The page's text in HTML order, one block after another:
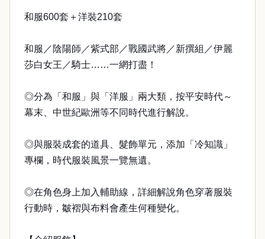
和服600套＋洋裝210套
和服／陰陽師／紫式部／戰國武將／新撰組／伊麗
莎白女王／騎士……一網打盡！
◎分為「和服」與「洋服」兩大類，按平安時代～
幕末、中世紀歐洲等不同時代進行解說。
◎與服裝成套的道具、髮飾單元，添加「冷知識」
專欄，時代服裝風景一覽無遺。
◎在角色身上加入輔助線，詳細解說角色穿著服裝
行動時，皺褶與布料會產生何種變化。